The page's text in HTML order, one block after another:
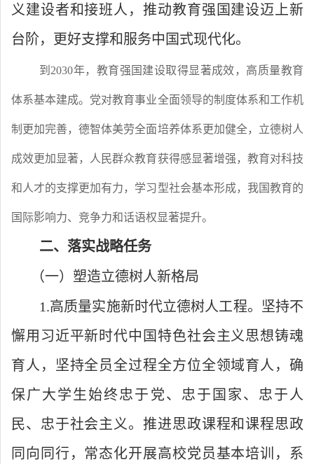
义建设者和接班人，推动教育强国建设迈上新
台阶，更好支撑和服务中国式现代化。
到 2030年，教育强国建设取得显著成效，高质量教育
体系基本建成。党对教育事业全面领导的制度体系和工作机
制更加完善，德智体美劳全面培养体系更加健全，立德树人
成效更加显著，人民群众教育获得感显著增强，教育对科技
和人才的支撑更加有力，学习型社会基本形成，我国教育的
国际影响力、竞争力和话语权显著提升。
二、落实战略任务
（一）塑造立德树人新格局
1.高质量实施新时代立德树人工程。坚持不
懈用习近平新时代中国特色社会主义思想铸魂
育人，坚持全员全过程全方位全领域育人，确
保广大学生始终忠于党、忠于国家、忠于人
民、忠于社会主义。推进思政课程和课程思政
同向同行，常态化开展高校党员基本培训，系